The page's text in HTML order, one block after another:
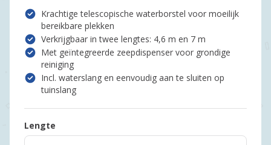
Krachtige telescopische waterborstel voor moeilijk
bereikbare plekken
Verkrijgbaar in twee lengtes: 4,6 m en 7 m
Met geïntegreerde zeepdispenser voor grondige
reiniging
Incl. waterslang en eenvoudig aan te sluiten op
tuinslang
Lengte